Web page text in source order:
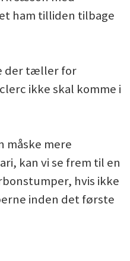
ham tilliden tilbage
der tæller for
ikke skal komme i
måske mere
kan vi se frem til en
hvis ikke
inden det første